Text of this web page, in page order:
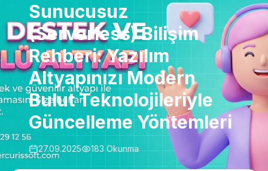
Sunucusuz
(Serverless) Bilişim
Rehberi: Yazılım
Altyapınızı Modern
Bulut Teknolojileriyle
Güncelleme Yöntemleri
27.09.2025 183 Okunma